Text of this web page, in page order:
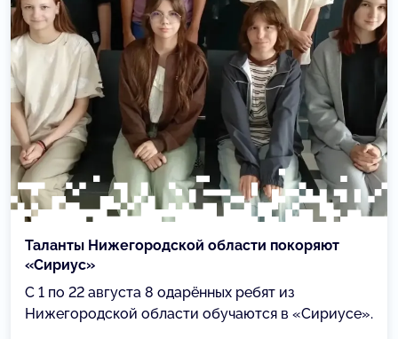
Таланты Нижегородской области покоряют
«Сириус»
С 1 по 22 августа 8 одарённых ребят из
Нижегородской области обучаются в «Сириусе».